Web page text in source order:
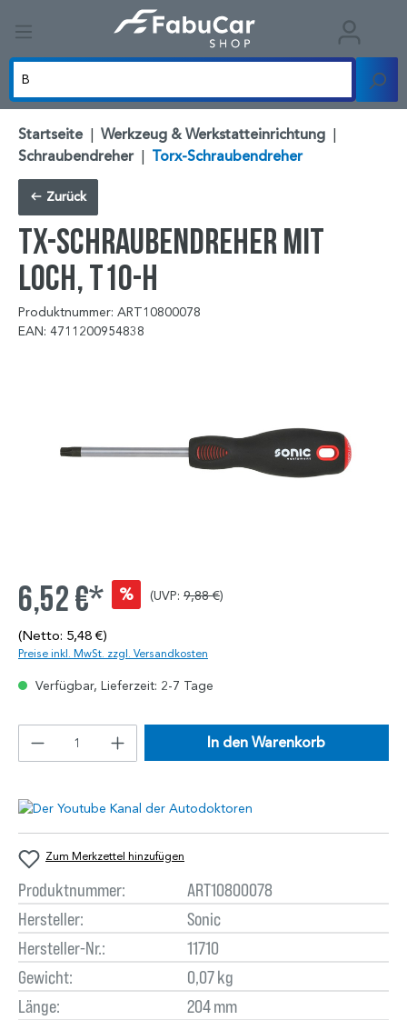
Startseite | Werkzeug & Werkstatteinrichtung |
Schraubendreher | Torx-Schraubendreher
Zurück
TX-Schraubendreher mit
Loch, T10-H
Produktnummer: ART10800078
EAN: 4711200954838
6,52 €* % (UVP: 9,88 €)
(Netto: 5,48 €)
Preise inkl. MwSt. zzgl. Versandkosten
Verfügbar, Lieferzeit: 2-7 Tage
In den Warenkorb
Zum Merkzettel hinzufügen
Produktnummer:
ART10800078
Hersteller:
Sonic
Hersteller-Nr.:
11710
Gewicht:
0,07 kg
Länge:
204 mm